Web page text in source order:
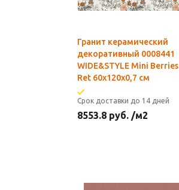
Гранит керамический
декоративный 0008441
WIDE&STYLE Mini Berries
Ret 60x120x0,7 см
Срок доставки до 14 дней
8553.8 руб. /м2